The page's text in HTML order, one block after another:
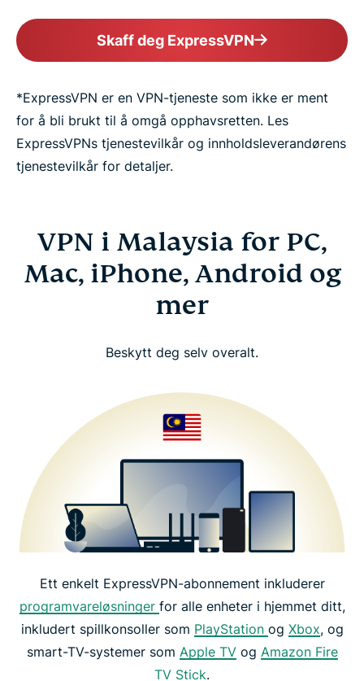
Skaff deg ExpressVPN
*ExpressVPN er en VPN-tjeneste som ikke er ment
for å bli brukt til å omgå opphavsretten. Les
ExpressVPNs tjenestevilkår og innholdsleverandørens
tjenestevilkår for detaljer.
VPN i Malaysia for PC,
Mac, iPhone, Android og
mer
Beskytt deg selv overalt.
Ett enkelt ExpressVPN-abonnement inkluderer
programvareløsninger for alle enheter i hjemmet ditt,
inkludert spillkonsoller som PlayStation og Xbox, og
smart-TV-systemer som Apple TVog Amazon Fire
TV Stick.